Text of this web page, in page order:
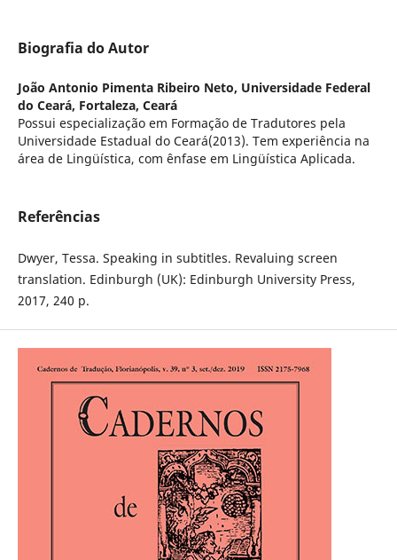
Biografia do Autor
João Antonio Pimenta Ribeiro Neto, Universidade Federal
do Ceará, Fortaleza, Ceará
Possui especialização em Formação de Tradutores pela
Universidade Estadual do Ceará(2013). Tem experiência na
área de Lingüística, com ênfase em Lingüística Aplicada.
Referências
Dwyer, Tessa. Speaking in subtitles. Revaluing screen
translation. Edinburgh (UK): Edinburgh University Press,
2017, 240 p.